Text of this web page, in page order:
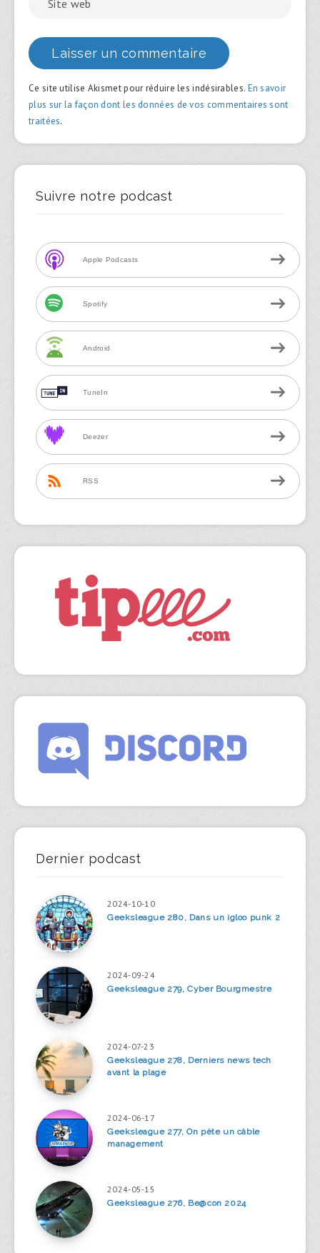
Ce site utilise Akismet pour réduire les indésirables. En savoir
plus sur la façon dont les données de vos commentaires sont
traitées.
Suivre notre podcast
Apple Podcasts
Spotify
Android
TuneIn
Deezer
RSS
Dernier podcast
2024-10-10
Geeksleague 280, Dans un igloo punk 2
2024-09-24
Geeksleague 279, Cyber Bourgmestre
2024-07-23
Geeksleague 278, Derniers news tech
avant la plage
2024-06-17
Geeksleague 277, On pète un câble
management
2024-05-15
Geeksleague 276, Be@con 2024